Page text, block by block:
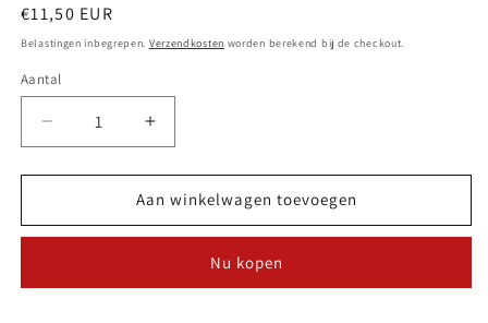
Normale
prijs
€11,50 EUR
Belastingen inbegrepen. Verzendkosten worden berekend bij de checkout.
Aantal
Aantal
Aantal
verlagen
voor
Kerstbal
met
Aantal
verhogen
voor
Glazen
Kerstbal
Gnome
met
Aan winkelwagen toevoegen
Nu kopen